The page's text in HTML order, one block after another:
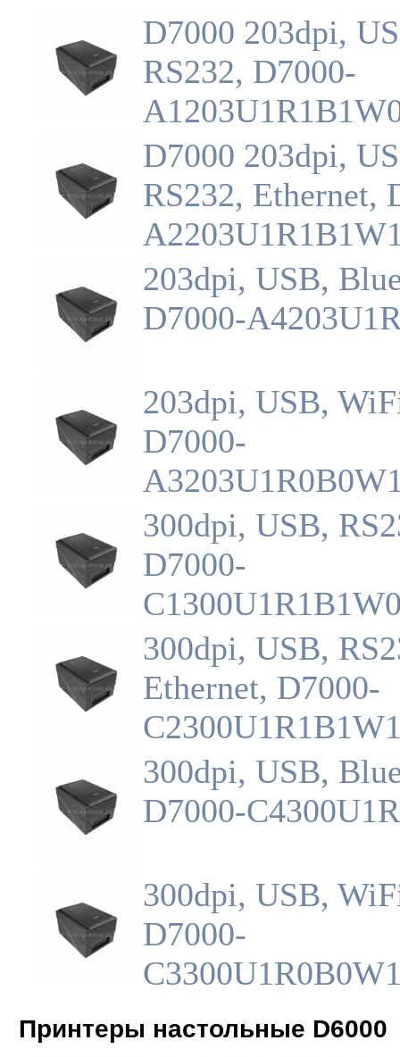
D7000 203dpi,
RS232, D7000-
D7000 203dpi,
RS232, Ethernet,
203dpi, USB,
D7000-
203dpi, USB,
D7000-
300dpi, USB,
D7000-
300dpi, USB,
Ethernet, D7000-
300dpi, USB,
D7000-
300dpi, USB,
D7000-
Принтеры настольные D6000